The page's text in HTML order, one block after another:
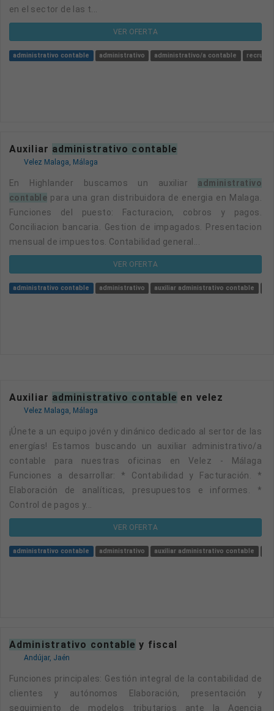
en el sector de las t...
VER OFERTA
administrativo contable administrativo administrativo/a contable
Auxiliar administrativo contable
Velez Malaga, Málaga
En Highlander buscamos un auxiliar administrativo
contable para una gran distribuidora de energia en Malaga.
Funciones del puesto: Facturacion, cobros y pagos.
Conciliacion bancaria. Gestion de impagados. Presentacion
mensual de impuestos. Contabilidad general...
VER OFERTA
administrativo contable administrativo auxiliar administrativo contable
Auxiliar administrativo contable en velez
Velez Malaga, Málaga
¡Únete a un equipo jovén y dinánico dedicado al sertor de las
energías! Estamos buscando un auxiliar administrativo/a
contable para nuestras oficinas en Velez - Málaga
Funciones a desarrollar: * Contabilidad y Facturación. *
Elaboración de analíticas, presupuestos e informes. *
Control de pagos y...
VER OFERTA
administrativo contable administrativo auxiliar administrativo contable
administrativo contable y fiscal
Andújar, Jaén
Funciones principales: Gestión integral de la contabilidad de
clientes y autónomos Elaboración, presentación y
seguimiento de modelos tributarios ante la Agencia